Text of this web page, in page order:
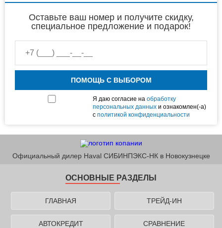
Оставьте ваш номер и получите скидку,
специальное предложение и подарок!
ПОМОЩЬ С ВЫБОРОМ
Я даю согласие наобработку
персональных данныхи ознакомлен(-а)
сполитикой конфиденциальности
Официальный дилер Haval СИБИНПЭКС-НК в Новокузнецке
ОСНОВНЫЕ РАЗДЕЛЫ
ГЛАВНАЯ ТРЕЙД-ИН
АВТОКРЕДИТ СРАВНЕНИЕ